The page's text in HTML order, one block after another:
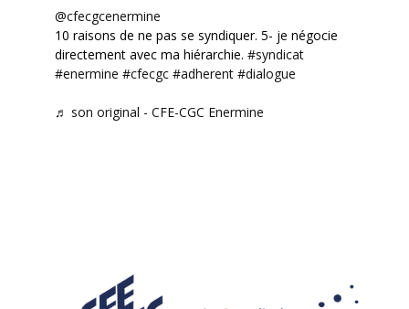
@cfecgcenermine
10 raisons de ne pas se syndiquer. 5- je négocie
directement avec ma hiérarchie. #syndicat
#enermine #cfecgc #adherent #dialogue
♬ son original - CFE-CGC Enermine